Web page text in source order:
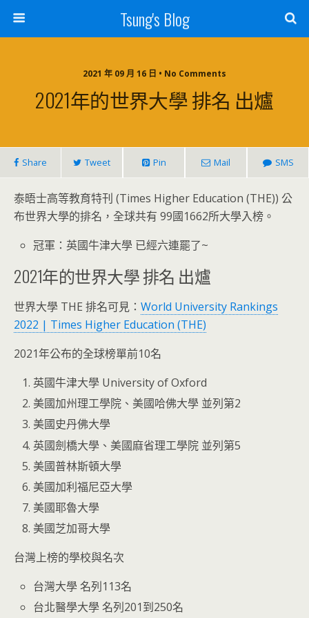
Tsung's Blog
2021 年 09 月 16 日 • No Comments
2021年的世界大學 排名 出爐
Share Tweet Pin Mail SMS
泰晤士高等教育特刊 (Times Higher Education (THE)) 公
布世界大學的排名，全球共有 99國1662所大學入榜。
冠軍：英國牛津大學 已經六連罷了~
2021年的世界大學 排名 出爐
世界大學 THE 排名可見： World University Rankings
2022 | Times Higher Education (THE)
2021年公布的全球榜單前10名
英國牛津大學 University of Oxford
美國加州理工學院、美國哈佛大學 並列第2
美國史丹佛大學
英國劍橋大學、美國麻省理工學院 並列第5
美國普林斯頓大學
美國加利福尼亞大學
美國耶魯大學
美國芝加哥大學
台灣上榜的學校與名次
台灣大學 名列113名
台北醫學大學 名列201到250名